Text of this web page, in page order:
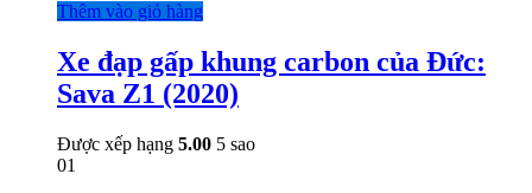
Thêm vào giỏ hàng
Xe đạp gấp khung carbon của Đức:
Sava Z1 (2020)
Được xếp hạng 5.00 5 sao
01